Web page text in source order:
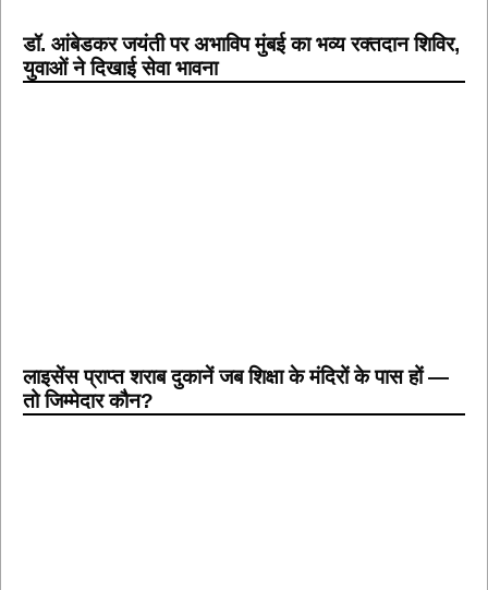
डॉ. आंबेडकर जयंती पर अभाविप मुंबई का भव्य रक्तदान शिविर,
युवाओं ने दिखाई सेवा भावना
लाइसेंस प्राप्त शराब दुकानें जब शिक्षा के मंदिरों के पास हों —
तो जिम्मेदार कौन?